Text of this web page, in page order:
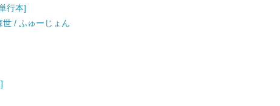
行本]
/ ふゅーじょん